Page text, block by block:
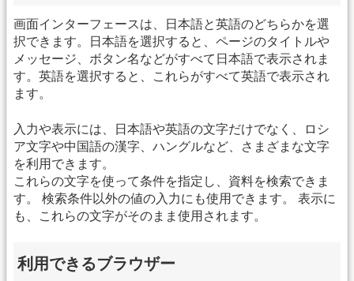
画面インターフェースは、日本語と英語のどちらかを選
択できます。日本語を選択すると、ページのタイトルや
メッセージ、ボタン名などがすべて日本語で表示されま
す。英語を選択すると、これらがすべて英語で表示され
ます。
入力や表示には、日本語や英語の文字だけでなく、ロシ
ア文字や中国語の漢字、ハングルなど、さまざまな文字
を利用できます。
これらの文字を使って条件を指定し、資料を検索できま
す。 検索条件以外の値の入力にも使用できます。 表示に
も、これらの文字がそのまま使用されます。
利用できるブラウザー